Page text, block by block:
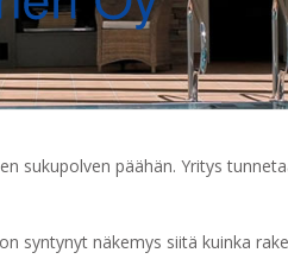
sukupolven päähän. Yritys
syntynyt näkemys siitä kuinka